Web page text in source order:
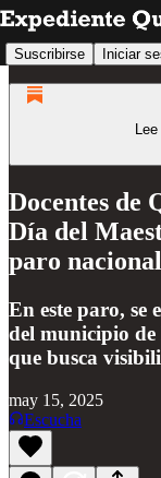
Suscribirse Iniciar
Docentes de
Día del
paro
En este paro, se
del municipio de
que busca
may 15, 2025
Escucha